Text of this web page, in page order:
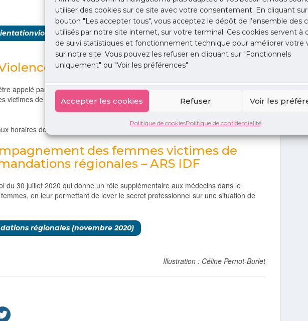
utiliser des cookies sur ce site avec votre consentement. En cliquant
bouton "Les accepter tous", vous acceptez le dépôt de l’ensemble des
utilisés par notre site internet, sur votre terminal. Ces cookies servent à
de suivi statistiques et fonctionnement technique pour améliorer votre
sur notre site. Vous pouvez les refuser en cliquant sur "Fonctionnels
uniquement" ou "Voir les préférences"
Accepter les cookies Refuser Voir les
Politique de cookiesPolitique de confidentialité
Information »
appelé par le médecin ou directement par la patiente, pour obtenir des
victimes de violences et être mise en relation avec des associations proches de
horaires depuis le 12 novembre 2020)
des femmes victimes de
régionales – ARS IDF
du 30 juillet 2020 qui donne un rôle supplémentaire aux médecins dans le
en leur permettant de lever le secret professionnel sur une situation de
régionales (novembre 2020)
Illustration : Céline Pernot-Burlet